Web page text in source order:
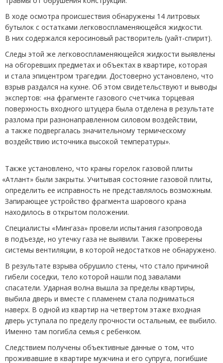
В ходе осмотра происшествия обнаружены 14 литровых
бутылок с остатками легковоспламеняющейся жидкости.
В них содержался керосиновый растворитель (уайт-спирит).
Следы этой же легковоспламеняющейся жидкости выявлены
на обгоревших предметах и объектах в квартире, которая
и стала эпицентром трагедии. Достоверно установлено, что
взрыв раздался на кухне. Об этом свидетельствуют и выводы
экспертов: «на фрагменте газового счетчика торцевая
поверхность входного штуцера была отделена в результате
разлома при разнонаправленном силовом воздействии,
а также подвергалась значительному термическому
воздействию источника высокой температуры».
Также установлено, что краны горелок газовой плиты
«Атлант» были закрыты. Учитывая состояние газовой плиты,
определить ее исправность не представлялось возможным.
Запирающее устройство фрагмента шарового крана
находилось в открытом положении.
Специалисты «Мингаза» провели испытания газопровода
в подъезде, но утечку газа не выявили. Также проверены
системы вентиляции, в которой недостатков не обнаружено.
В результате взрыва обрушило стены, что стало причиной
гибели соседки, тело которой нашли под завалами
спасатели. Ударная волна вышла за пределы квартиры,
выбила дверь и вместе с пламенем стала подниматься
наверх. В одной из квартир на четвертом этаже входная
дверь уступала по пределу прочности остальным, ее выбило.
Именно там погибла семья с ребенком.
Следствием получены объективные данные о том, что
проживавшие в квартире мужчина и его супруга, погибшие